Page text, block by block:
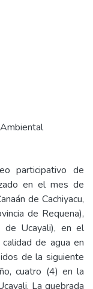
participativo de
en el mes de
de Cachiyacu,
de Requena),
de Ucayali), en el
de agua en
de la siguiente
cuatro (4) en la
La quebrada